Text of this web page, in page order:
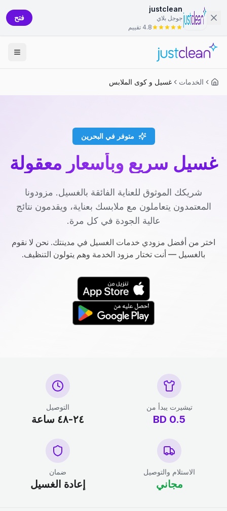
justclean
جوجل بلاي
4.8 تقييم
فتح
الخدمات غسيل و كوى الملابس
متوفر في البحرين
غسيل سريع وبأسعار معقولة
شريكك الموثوق للعناية الفائقة بالغسيل. مزودونا
المعتمدون يتعاملون مع ملابسك بعناية، ويقدمون نتائج
عالية الجودة في كل مرة.
اختر من أفضل مزودي خدمات الغسيل في مدينتك. نحن لا نقوم
بالغسيل — أنت تختار مزود الخدمة وهم يتولون التنظيف.
تيشيرت يبدأ من
0.5
BD
التوصيل
٢٤-٤٨ ساعة
الاستلام والتوصيل
مجاني
ضمان
إعادة الغسيل